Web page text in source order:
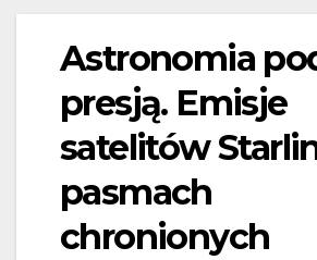
Astronomia
presją. Emisje
satelitów
pasmach
chronionych